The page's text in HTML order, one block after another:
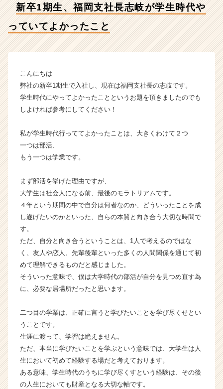
ム
ラ
イ
ャ
ー・
成
企
カ
ウ
ト
が
く
就
活
サ
イ
ト
ア
リ
ア
（C
h
e
新卒1期生、福岡支社長志岐が学生時代や
っていてよかったこと
こんにちは
弊社の新卒1期生で入社し、現在は福岡支社長の志岐です。
学生時代にやってよかったことというお題を頂きましたのでも
しよければ参考にしてください！
私が学生時代行っててよかったことは、大きくわけて２つ
一つは部活、
もう一つは学業です。
まず部活を挙げた理由ですが、
大学生は社会人になる前、最後のモラトリアムです。
４年という期間の中で自分は何者なのか、どういったことを成
し遂げたいのかといった、自らの本質と向き合う大切な時間で
す。
ただ、自分と向き合うということは、1人で考えるのではな
く、友人や恋人、先輩後輩といった多くの人間関係を通じて初
めて理解できるものだと感じました。
そういった意味で、僕は大学時代の部活が自分を見つめ直す為
に、必要な居場所だったと思います。
二つ目の学業は、正確に言うと学びたいことを学び尽くせとい
うことです。
生涯に渡って、学習は絶えません。
ただ、本当に学びたいことを学ぶという意味では、大学生は人
生において初めて経験する場だと考えております。
ある意味、学生時代のうちに学び尽くすという経験は、その後
の人生においても財産となる大切な軸です。